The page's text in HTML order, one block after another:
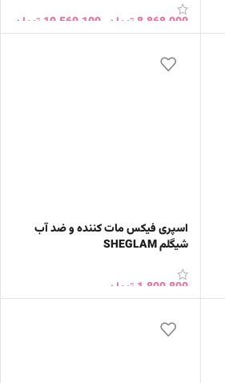
8,868,000 تومان –
10,560,100 تومان
اسپری فیکس مات کننده و ضد آب
شیگلم SHEGLAM
1,800,800 تومان